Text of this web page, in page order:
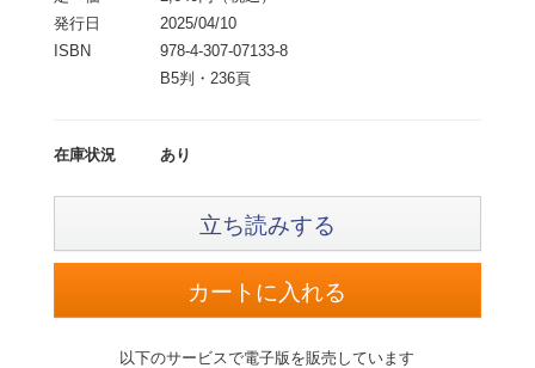
発行日
2025/04/10
ISBN
978-4-307-07133-8
B5判・236頁
在庫状況 あり
立ち読みする
以下のサービスで電子版を販売しています